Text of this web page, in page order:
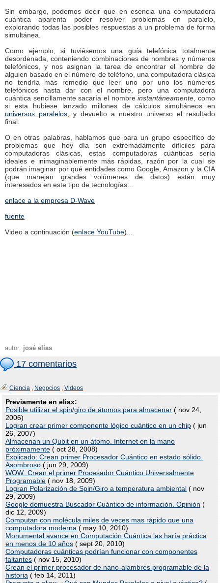
Sin embargo, podemos decir que en esencia una computadora
cuántica aparenta poder resolver problemas en paralelo,
explorando todas las posibles respuestas a un problema de forma
simultánea.
Como ejemplo, si tuviésemos una guía telefónica totalmente
desordenada, conteniendo combinaciones de nombres y números
telefónicos, y nos asignan la tarea de encontrar el nombre de
alguien basado en el número de teléfono, una computadora clásica
no tendría más remedio que leer uno por uno los números
telefónicos hasta dar con el nombre, pero una computadora
cuántica sencillamente sacaría el nombreinstantáneamente , como
si esta hubiese lanzado millones de cálculos simultáneos en
universos paralelos , y devuelto a nuestro universo el resultado
final.
O en otras palabras, hablamos que para un grupo específico de
problemas que hoy día son extremadamente difíciles para
computadoras clásicas, estas computadoras cuánticas sería
ideales e inimaginablemente más rápidas, razón por la cual se
podrán imaginar por qué entidades como Google, Amazon y la CIA
(que manejan grandes volúmenes de datos) están muy
interesados en este tipo de tecnologías...
enlace a la empresa D-Wave
fuente
Video a continuación (enlace YouTube)...
autor: josé elías
17 comentarios
Ciencia , Negocios , Videos
Previamente en eliax:
Posible utilizar el spin/giro de átomos para almacenar ( nov 24,
2006)
Logran crear primer componente lógico cuántico en un chip ( jun
26, 2007)
Almacenan un Qubit en un átomo. Internet en la mano
próximamente ( oct 28, 2008)
Explicado: Crean primer Procesador Cuántico en estado sólido.
Asombroso ( jun 29, 2009)
WOW: Crean el primer Procesador Cuántico Universalmente
Programable ( nov 18, 2009)
Logran Polarización de Spin/Giro a temperatura ambiental ( nov
29, 2009)
Google demuestra Buscador Cuántico de información. Opinión (
dic 12, 2009)
Computan con molécula miles de veces mas rápido que una
computadora moderna ( may 10, 2010)
Monumental avance en Computación Cuántica las haría práctica
en menos de 10 años ( sept 20, 2010)
Computadoras cuánticas podrían funcionar con componentes
faltantes ( nov 15, 2010)
Crean el primer procesador de nano-alambres programable de la
historia ( feb 14, 2011)